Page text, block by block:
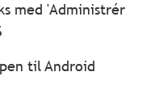
med 'Administrér
til Android